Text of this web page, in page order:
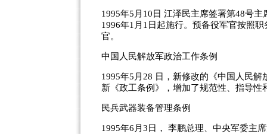
1995年5月10日 江泽民主席签署第48号
1996年1月1日起施行。预备役军官按照
官。
中国人民解放军政治工作条例
1995年5月28 日，新修改的《中国人民
新《政工条例》，增加了规范性、指导性
民兵武器装备管理条例
1995年6月3日， 李鹏总理、中央军委主